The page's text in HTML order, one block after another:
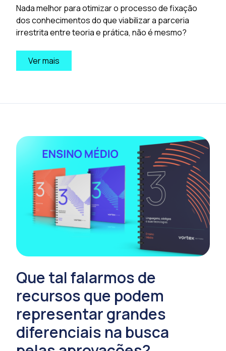
Nada melhor para otimizar o processo de fixação
dos conhecimentos do que viabilizar a parceria
irrestrita entre teoria e prática, não é mesmo?
Ver mais
Que tal falarmos de
recursos que podem
representar grandes
diferenciais na busca